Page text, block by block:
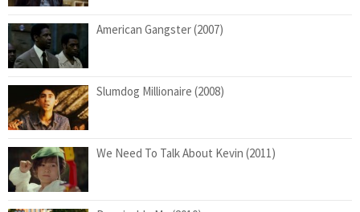
American Gangster (2007)
Slumdog Millionaire (2008)
We Need To Talk About Kevin (2011)